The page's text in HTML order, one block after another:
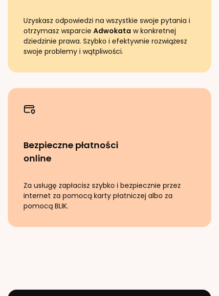
Uzyskasz odpowiedzi na wszystkie swoje pytania i
otrzymasz wsparcie Adwokata w konkretnej
dziedzinie prawa. Szybko i efektywnie rozwiążesz
swoje problemy i wątpliwości.
Bezpieczne płatności
online
Za usługę zapłacisz szybko i bezpiecznie przez
internet za pomocą karty płatniczej albo za
pomocą BLIK.